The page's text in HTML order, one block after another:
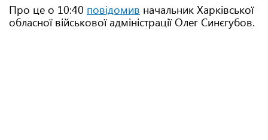
Про це о 10:40 повідомив начальник Харківської
обласної військової адміністрації Олег Синєгубов.